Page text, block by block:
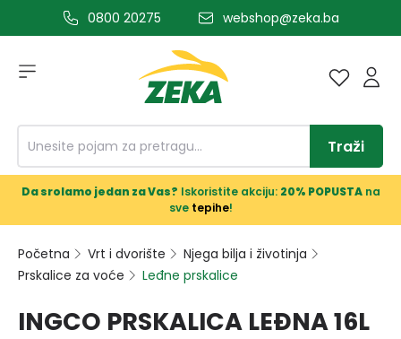
glavni sadržaj0800 20275 webshop@zeka.ba
Traži
Da srolamo jedan za Vas? Iskoristite akciju: 20% POPUSTAna
sve tepihe!
Početna Vrt i dvorište
Njega bilja i životinja
Prskalice za voće
Leđne prskalice
INGCO PRSKALICA LEĐNA 16L